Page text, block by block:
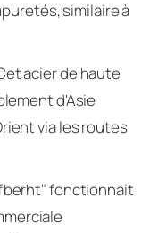
similaire à
acier de haute
d'Asie
via les routes
fonctionnait